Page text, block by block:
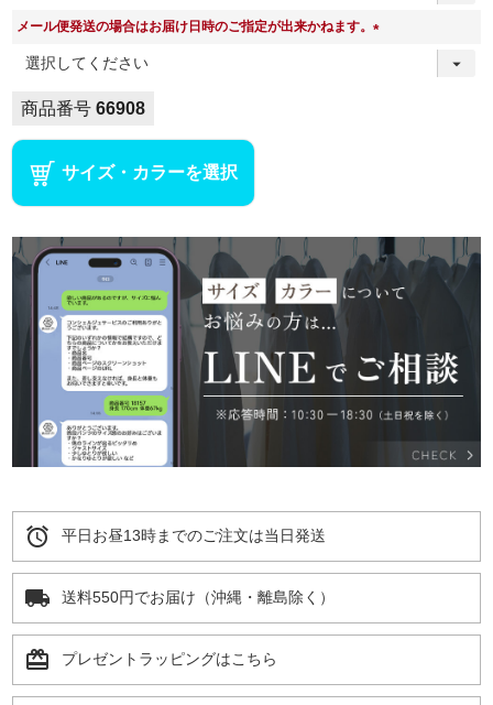
須
)
メール便発送の場合はお届け日時のご指定が出来かねます。
商品番号 66908
サイズ・カラーを選択
alarm 平日お昼13時までのご注文は当日発送
local_shipping 送料550円でお届け（沖縄・離島除く）
card_giftcard プレゼントラッピングはこちら